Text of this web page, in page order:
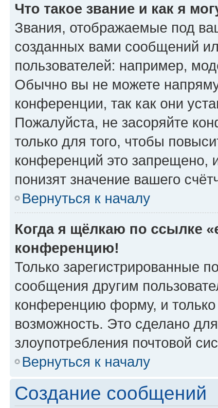
Что такое звание и как я
Звания, отображаемые под
созданных вами сообщений
пользователей: например,
Обычно вы не можете
конференции, так как они
Пожалуйста, не засоряйте
только для того, чтобы
конференций это запрещено,
понизят значение вашего
Вернуться к началу
Когда я щёлкаю по ссылке
конференцию!
Только зарегистрированные
сообщения другим
конференцию форму, и
возможность. Это сделано
злоупотребления почтовой
Вернуться к началу
Создание сообщений